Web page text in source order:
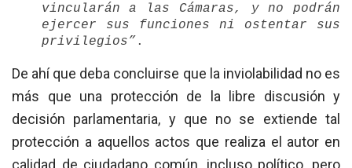
vincularán a las Cámaras, y no podrán
ejercer sus funciones ni ostentar sus
privilegios” .
De ahí que deba concluirse que la inviolabilidad no es
más que una protección de la libre discusión y
decisión parlamentaria, y que no se extiende tal
protección a aquellos actos que realiza el autor en
calidad de ciudadano común, incluso político, pero